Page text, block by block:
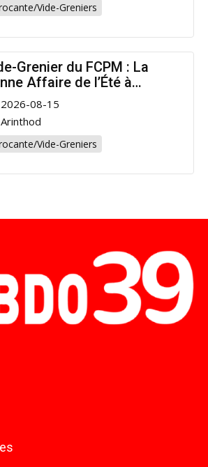
Vide-Greniers
Grenier du FCPM : La
Affaire de l’Été à
!
2026-08-15
Arinthod
Vide-Greniers